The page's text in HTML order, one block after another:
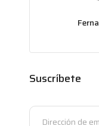
Suscríbete